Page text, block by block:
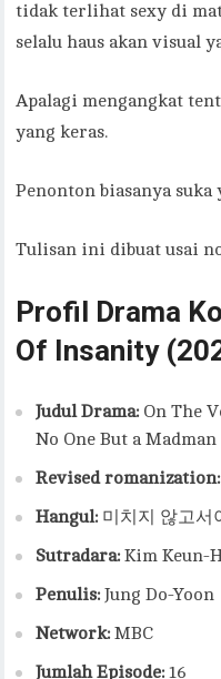
tidak terlihat sexy di
selalu haus akan visual
Apalagi mengangkat
yang keras.
Penonton biasanya suka
Tulisan ini dibuat usai
Profil Drama
Of Insanity
Judul Drama:On The
No One But a
Revised romanization:
Hangul:미치지 않고서
Sutradara:Kim Keun-
Penulis:Jung Do-Yoon
Network:MBC
Jumlah Episode:16